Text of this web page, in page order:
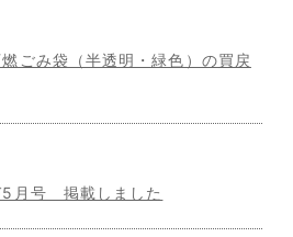
ごみ袋（半透明・緑色）の買戻
5月号 掲載しました